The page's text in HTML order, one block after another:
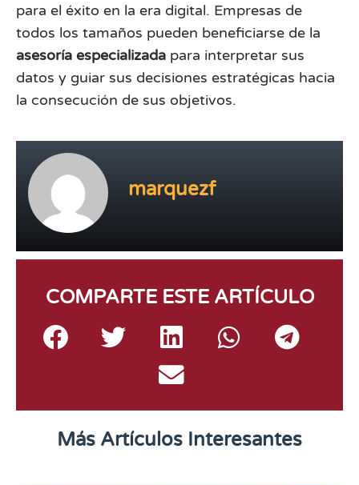
para el éxito en la era digital. Empresas de
todos los tamaños pueden beneficiarse de la
asesoría especializada para interpretar sus
datos y guiar sus decisiones estratégicas hacia
la consecución de sus objetivos.
marquezf
COMPARTE ESTE ARTÍCULO
Más Artículos Interesantes